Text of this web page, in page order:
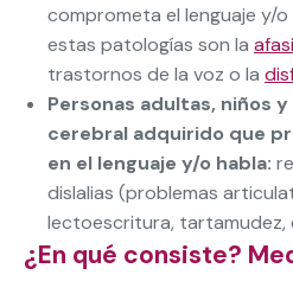
comprometa el lenguaje y/o
estas patologías son la
trastornos de la voz o la
Personas adultas, niños
cerebral adquirido que
en el lenguaje y/o habla:
dislalias (problemas
lectoescritura, tartamudez,
¿En qué consiste?